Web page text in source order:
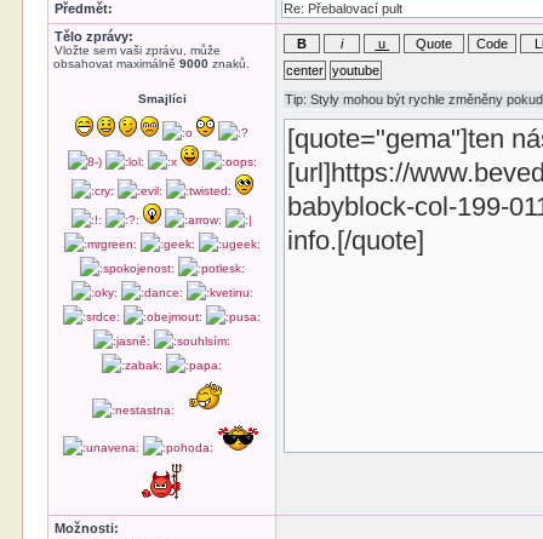
Předmět:
Tělo zprávy:
Vložte sem vaši zprávu, může
obsahovat maximálně9000 znaků.
Smajlíci
Možnosti: